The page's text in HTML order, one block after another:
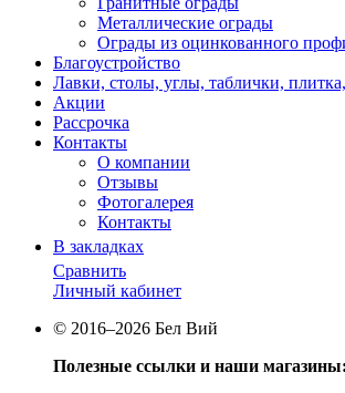
Металлические ограды
Ограды из оцинкованного
Благоустройство
Лавки, столы, углы, таблички,
Акции
Рассрочка
Контакты
О компании
Отзывы
Фотогалерея
Контакты
В закладках
Сравнить
Личный кабинет
© 2016–2026 Бел Вий
Полезные ссылки и наши магазины: